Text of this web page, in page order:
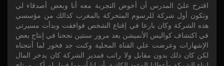
اقترح عليّ المدرس أن أخوض التجربة معه أنا وبعض أصدقاء لي
وتكون أول شركة للرسوم المتحركة بالمغرب كذالك من مؤسسي
هذه الشركة وكان بارعا في إقناع الشخص فوافقت وبدأت مسيرتي
في اكتشاف كواليس الأنميشن بعد مرور سنتين نجحنا في إنتاج بعض
الإشهارات وعرضت علي القناة المحلية وكنت جد فخور لما أنتجناه
لكن كان ذلك بدون مقابل ولا راتب فمدير الشركة كان يدخر المال